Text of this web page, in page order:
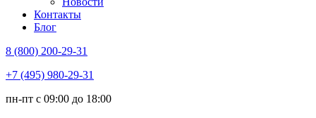
Контакты
Блог
8 (800) 200-29-31
+7 (495) 980-29-31
пн-пт с 09:00 до 18:00